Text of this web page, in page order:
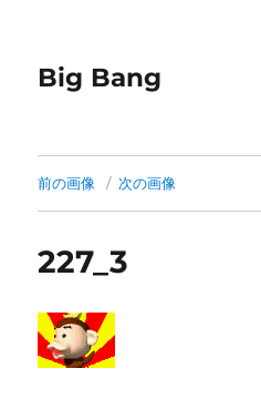
Big Bang
前の画像 次の画像
227_3